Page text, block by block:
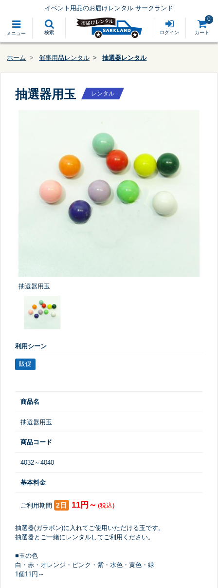
メニュー 検索
イベント用品のお届けレンタル サークランド
ログイン カート
0
ホーム 催事用品レンタル 抽選器レンタル
抽選器用玉 レンタル
抽選器用玉
利用シーン
販促
商品名
抽選器用玉
商品コード
4032～4040
基本料金
ご利用期間 2日 11円～ (税込)
抽選器(ガラポン)に入れてご使用いただける玉です。
抽選器とご一緒にレンタルしてご利用ください。
■玉の色
白・赤・オレンジ・ピンク・紫・水色・黄色・緑
1個11円～